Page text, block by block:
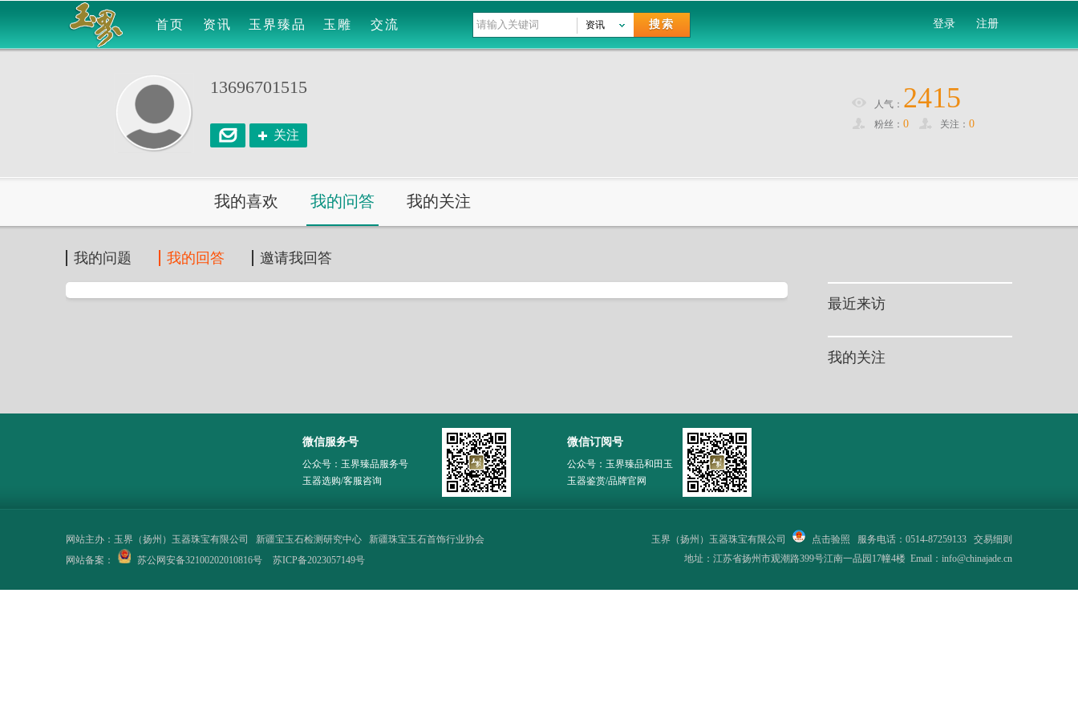
首页 资讯 玉界臻品 玉雕 交流 搜索
资讯 登录 注册
13696701515
关注
人气： 2415
粉丝： 0 关注： 0
我的喜欢 我的问答 我的关注
我的问题 我的回答 邀请我回答
最近来访
我的关注
微信服务号
公众号：玉界臻品服务号
玉器选购/客服咨询
微信订阅号
公众号：玉界臻品和田玉
玉器鉴赏/品牌官网
玉界（扬州）玉器珠宝有限公司 点击验照 服务电话：0514-87259133 交易细则
地址：江苏省扬州市观潮路399号江南一品园17幢4楼 Email：info@chinajade.cn
网站主办： 玉界（扬州）玉器珠宝有限公司 新疆宝玉石检测研究中心
新疆珠宝玉石首饰行业协会
网站备案：
苏公网安备32100202010816号 苏ICP备2023057149号